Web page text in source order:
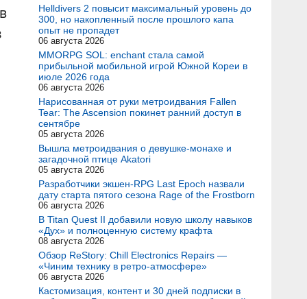
Helldivers 2 повысит максимальный уровень до
300, но накопленный после прошлого капа
опыт не пропадет
06 августа 2026
MMORPG SOL: enchant стала самой
прибыльной мобильной игрой Южной Кореи в
июле 2026 года
06 августа 2026
Нарисованная от руки метроидвания Fallen
Tear: The Ascension покинет ранний доступ в
сентябре
05 августа 2026
Вышла метроидвания о девушке-монахе и
загадочной птице Akatori
05 августа 2026
Разработчики экшен-RPG Last Epoch назвали
дату старта пятого сезона Rage of the Frostborn
06 августа 2026
В Titan Quest II добавили новую школу навыков
«Дух» и полноценную систему крафта
08 августа 2026
Обзор ReStory: Chill Electronics Repairs —
«Чиним технику в ретро-атмосфере»
06 августа 2026
Кастомизация, контент и 30 дней подписки в